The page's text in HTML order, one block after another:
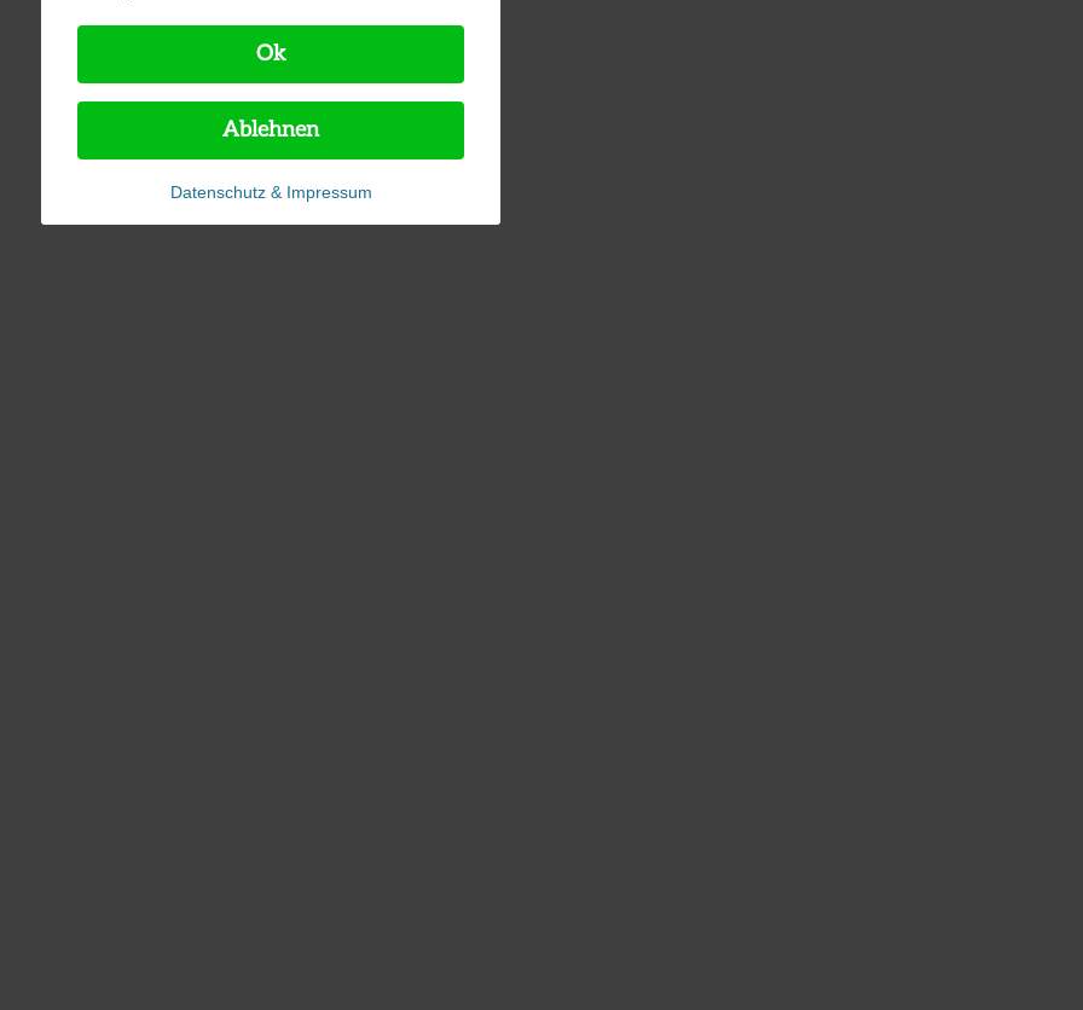
Ok
Ablehnen
Datenschutz & Impressum